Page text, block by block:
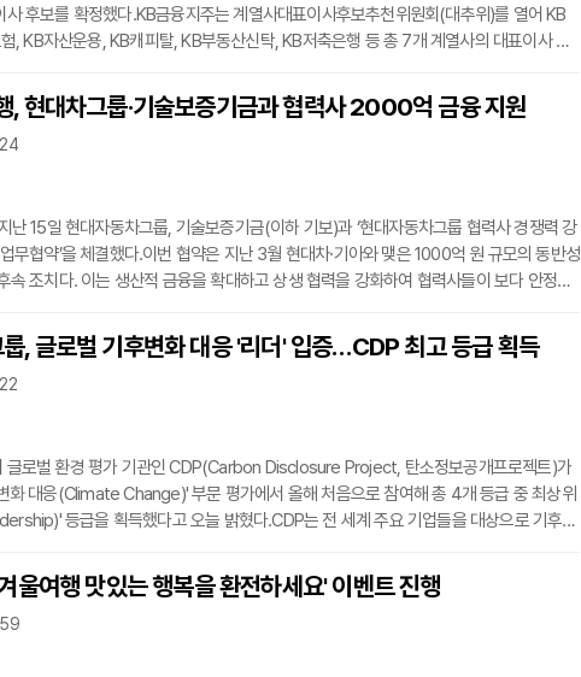
사 후보를 확정했다.KB금융지주는 계열사대표이사후보추천위원회(대추위)를 열어 KB
, KB자산운용, KB캐피탈, KB부동산신탁, KB저축은행 등 총 7개 계열사의 대표이사 후
과 새로운 인물 등용(세대교체)을 함께 추진한 것이 특징이다.이번에 새롭게 선임된 후보
증권 IB부문 대표이사 후보에는 강진두 KB증권 경영기획그룹장 부사장이, KB저축은행
는
, 현대차그룹·기술보증기금과 협력사 2000억 금융 지원
난 15일 현대자동차그룹, 기술보증기금(이하 기보)과 ‘현대자동차그룹 협력사 경쟁력 강
무협약’을 체결했다.이번 협약은 지난 3월 현대차·기아와 맺은 1000억 원 규모의 동반성
속 조치다. 이는 생산적 금융을 확대하고 상생 협력을 강화하여 협력사들이 보다 안정적
원 규모의 특별 출연 협약 보증을 우대 지원하는 방식으로 이루어진다. 이로써 KB국민
기아와 함께 총 2000억 원 규모의 대출 지원 체계를 갖추게 되었다. 지원 대상은 현대차·기
, 글로벌 기후변화 대응 '리더' 입증…CDP 최고 등급 획득
글로벌 환경 평가 기관인 CDP(Carbon Disclosure Project, 탄소정보공개프로젝트)가
화 대응(Climate Change)' 부문 평가에서 올해 처음으로 참여해 총 4개 등급 중 최상위
등급을 획득했다고 오늘 밝혔다.CDP는 전 세계 주요 기업들을 대상으로 기후변
융 투자기관들이 투자 및 의사결정을 내릴 때 활용하는 가장 대표적이며 높은 공신력을
표로 알려져 있다.우리금융그룹은 2050년 탄소중립 달성을 목표로, 매년 그룹 전체의
정
울여행 맛있는 행복을 환전하세요' 이벤트 진행